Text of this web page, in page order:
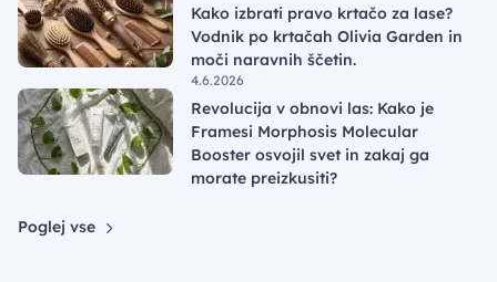
Kako izbrati pravo krtačo za lase?
Vodnik po krtačah Olivia Garden in
moči naravnih ščetin.
4.6.2026
Revolucija v obnovi las: Kako je
Framesi Morphosis Molecular
Booster osvojil svet in zakaj ga
morate preizkusiti?
Poglej vse